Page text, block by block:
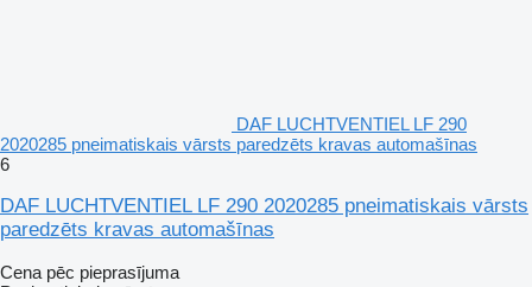
DAF LUCHTVENTIEL LF 290
2020285 pneimatiskais vārsts paredzēts kravas automašīnas
6
DAF LUCHTVENTIEL LF 290 2020285 pneimatiskais vārsts
paredzēts kravas automašīnas
Cena pēc pieprasījuma